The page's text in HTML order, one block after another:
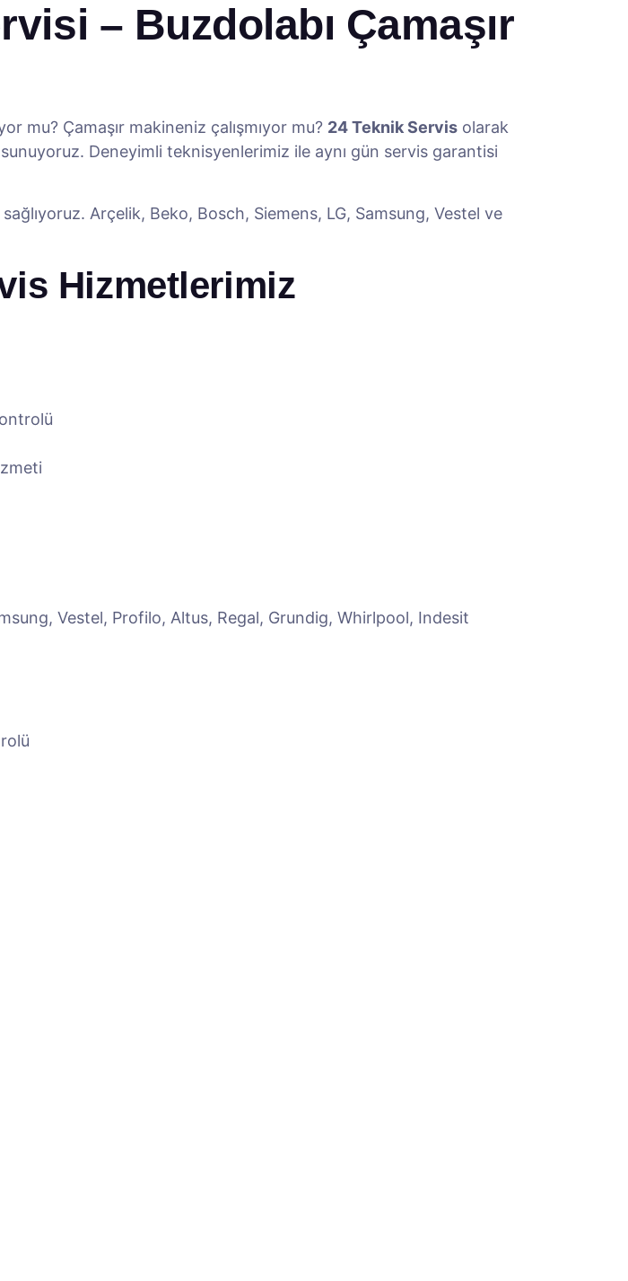
– Buzdolabı Çamaşır
mu? Çamaşır makineniz çalışmıyor mu? 24 Teknik Servis olarak
Deneyimli teknisyenlerimiz ile aynı gün servis garantisi
Arçelik, Beko, Bosch, Siemens, LG, Samsung, Vestel ve
Hizmetlerimiz
Vestel, Profilo, Altus, Regal, Grundig, Whirlpool, Indesit